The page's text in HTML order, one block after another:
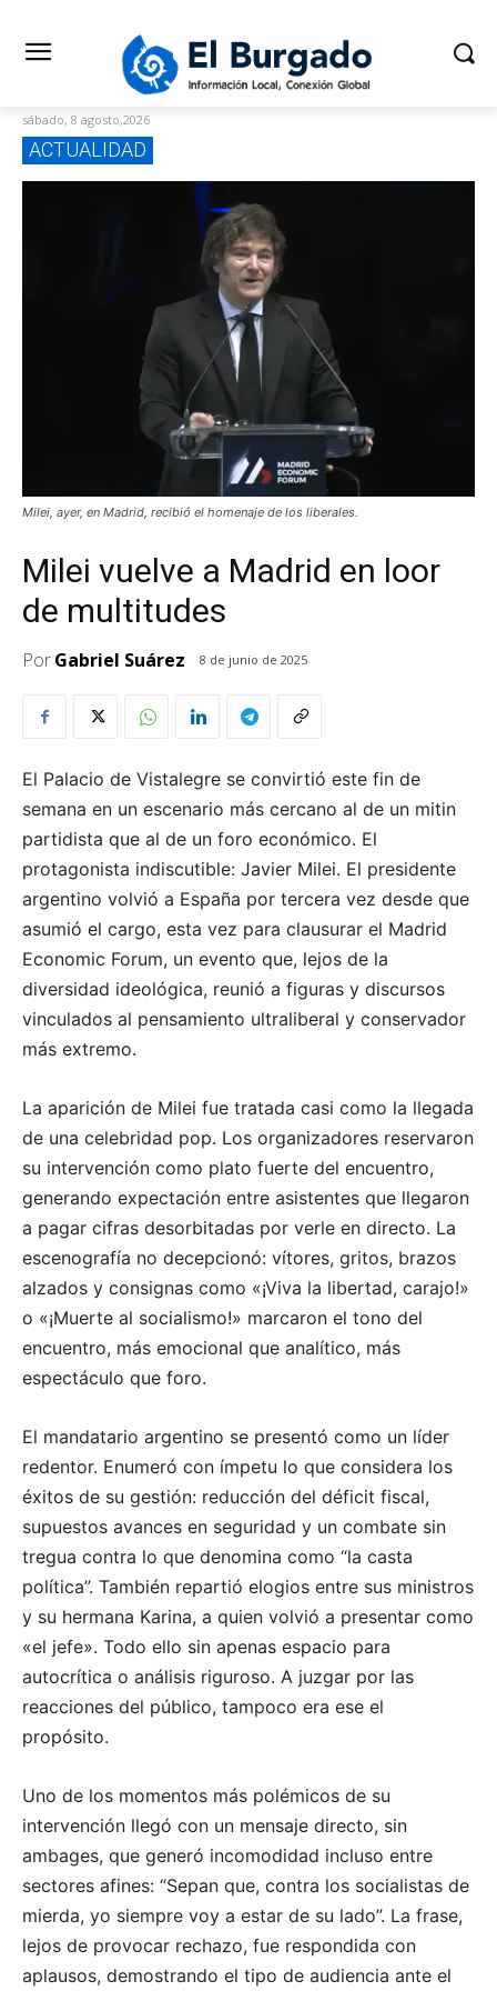
sábado, 8 agosto,2026
ACTUALIDAD
Milei, ayer, en Madrid, recibió el homenaje de los liberales.
Milei vuelve a Madrid en loor
de multitudes
PorGabriel Suárez 8 de junio de 2025
El Palacio de Vistalegre se convirtió este fin de
semana en un escenario más cercano al de un mitin
partidista que al de un foro económico. El
protagonista indiscutible: Javier Milei. El presidente
argentino volvió a España por tercera vez desde que
asumió el cargo, esta vez para clausurar el Madrid
Economic Forum, un evento que, lejos de la
diversidad ideológica, reunió a figuras y discursos
vinculados al pensamiento ultraliberal y conservador
más extremo.
La aparición de Milei fue tratada casi como la llegada
de una celebridad pop. Los organizadores reservaron
su intervención como plato fuerte del encuentro,
generando expectación entre asistentes que llegaron
a pagar cifras desorbitadas por verle en directo. La
escenografía no decepcionó: vítores, gritos, brazos
alzados y consignas como «¡Viva la libertad, carajo!»
o «¡Muerte al socialismo!» marcaron el tono del
encuentro, más emocional que analítico, más
espectáculo que foro.
El mandatario argentino se presentó como un líder
redentor. Enumeró con ímpetu lo que considera los
éxitos de su gestión: reducción del déficit fiscal,
supuestos avances en seguridad y un combate sin
tregua contra lo que denomina como “la casta
política”. También repartió elogios entre sus ministros
y su hermana Karina, a quien volvió a presentar como
«el jefe». Todo ello sin apenas espacio para
autocrítica o análisis riguroso. A juzgar por las
reacciones del público, tampoco era ese el
propósito.
Uno de los momentos más polémicos de su
intervención llegó con un mensaje directo, sin
ambages, que generó incomodidad incluso entre
sectores afines: “Sepan que, contra los socialistas de
mierda, yo siempre voy a estar de su lado”. La frase,
lejos de provocar rechazo, fue respondida con
aplausos, demostrando el tipo de audiencia ante el